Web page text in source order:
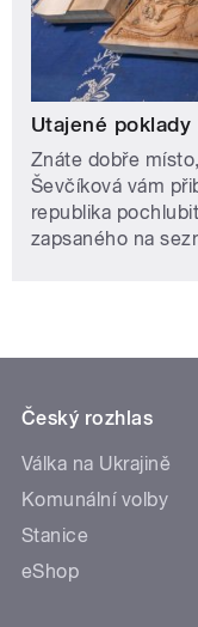
Utajené poklady
Znáte dobře
Ševčíková vám
republika
zapsaného na
Český rozhlas
Válka na Ukrajině
Komunální volby
Stanice
eShop